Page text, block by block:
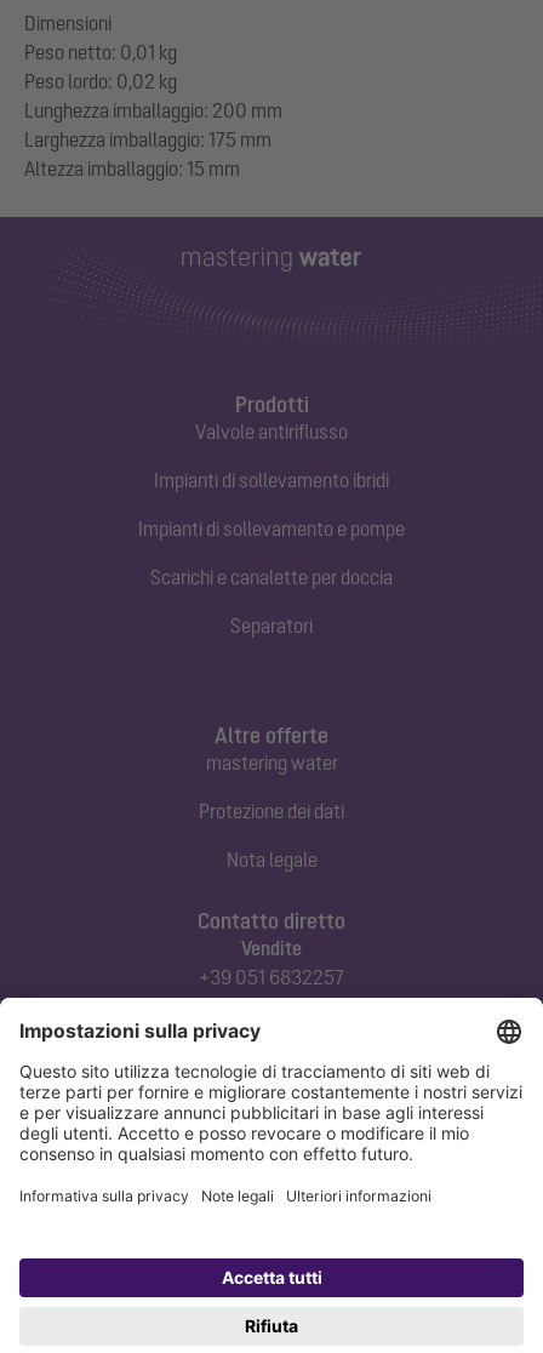
Dimensioni
Peso netto: 0,01 kg
Peso lordo: 0,02 kg
Lunghezza imballaggio: 200 mm
Larghezza imballaggio: 175 mm
Prodotti
Valvole antiriflusso
Impianti di sollevamento ibridi
Impianti di sollevamento e pompe
Scarichi e canalette per doccia
Separatori
Contatto diretto
Vendite
+39 051 6832257
+39 342-8970379
assistenza@kessel-italia.it
Altre offerte
mastering water
Protezione dei dati
Nota legale
Copyright 1998-2026 KESSEL SE + Co. KG, Bahnhofstraße 31, 85101 Lenting,
Protezione dei dati Nota legale